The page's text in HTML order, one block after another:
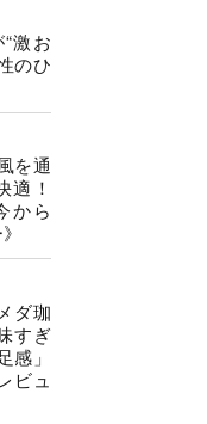
激お
のひ
を通
適！
から
ダ珈
すぎ
感」
ビュ